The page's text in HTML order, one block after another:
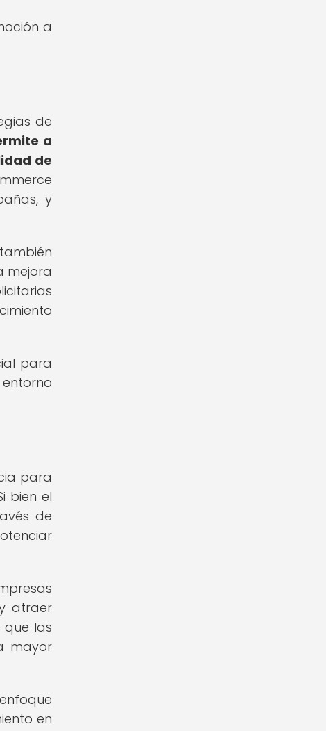
a
de
a
de
y
mejora
para
para
bien el
de
atraer
que las
mayor
en